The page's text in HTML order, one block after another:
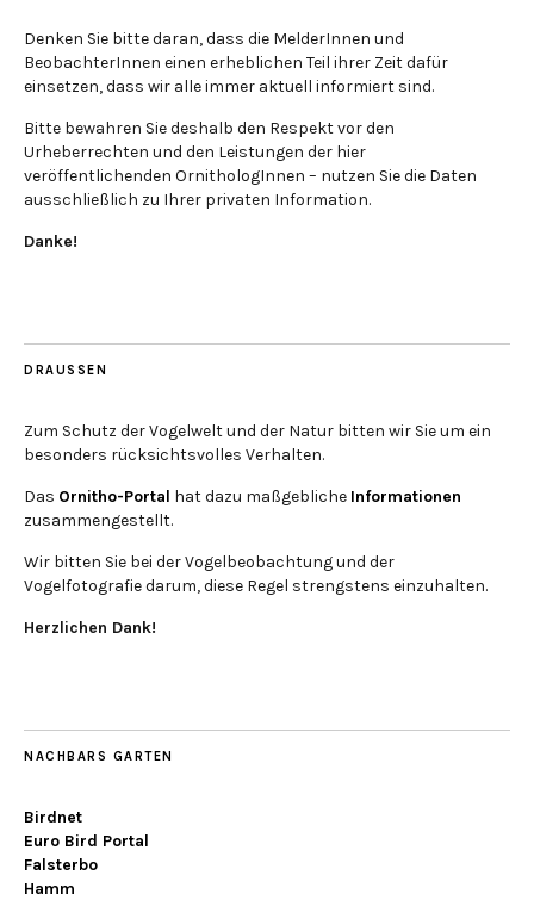
Denken Sie bitte daran, dass die MelderInnen und
BeobachterInnen einen erheblichen Teil ihrer Zeit dafür
einsetzen, dass wir alle immer aktuell informiert sind.
Bitte bewahren Sie deshalb den Respekt vor den
Urheberrechten und den Leistungen der hier
veröffentlichenden OrnithologInnen – nutzen Sie die Daten
ausschließlich zu Ihrer privaten Information.
Danke!
DRAUSSEN
Zum Schutz der Vogelwelt und der Natur bitten wir Sie um ein
besonders rücksichtsvolles Verhalten.
Das Ornitho-Portal hat dazu maßgebliche Informationen
zusammengestellt.
Wir bitten Sie bei der Vogelbeobachtung und der
Vogelfotografie darum, diese Regel strengstens einzuhalten.
Herzlichen Dank!
NACHBARS GARTEN
Birdnet
Euro Bird Portal
Falsterbo
Hamm